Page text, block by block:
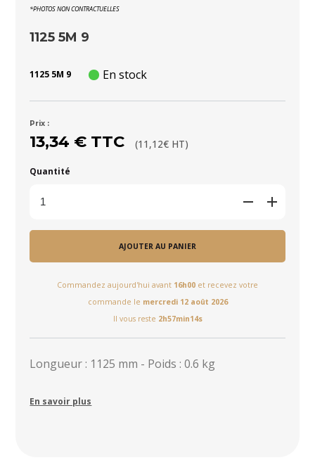
*PHOTOS NON CONTRACTUELLES
1125 5M 9
1125 5M 9 En stock
Prix :
13,34 € TTC (11,12€ HT)
Quantité
AJOUTER AU PANIER
Commandez aujourd'hui avant 16h00 et recevez votre
commande le mercredi 12 août 2026
Il vous reste 2h57min14s
Longueur : 1125 mm - Poids : 0.6 kg
En savoir plus